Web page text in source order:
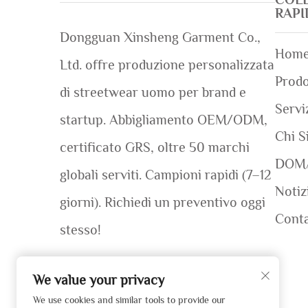
Dongguan Xinsheng Garment Co.,
Ltd. offre produzione personalizzata
di streetwear uomo per brand e
startup. Abbigliamento OEM/ODM,
certificato GRS, oltre 50 marchi
globali serviti. Campioni rapidi (7–12
giorni). Richiedi un preventivo oggi
stesso!
Chi
We value your privacy
We use cookies and similar tools to provide our